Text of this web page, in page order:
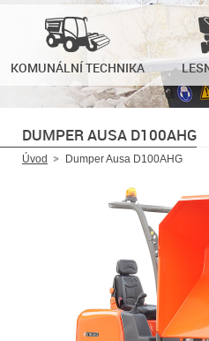
KOMUNÁLNÍ TECHNIKA
DUMPER AUSA D100AHG
Úvod Dumper Ausa D100AHG